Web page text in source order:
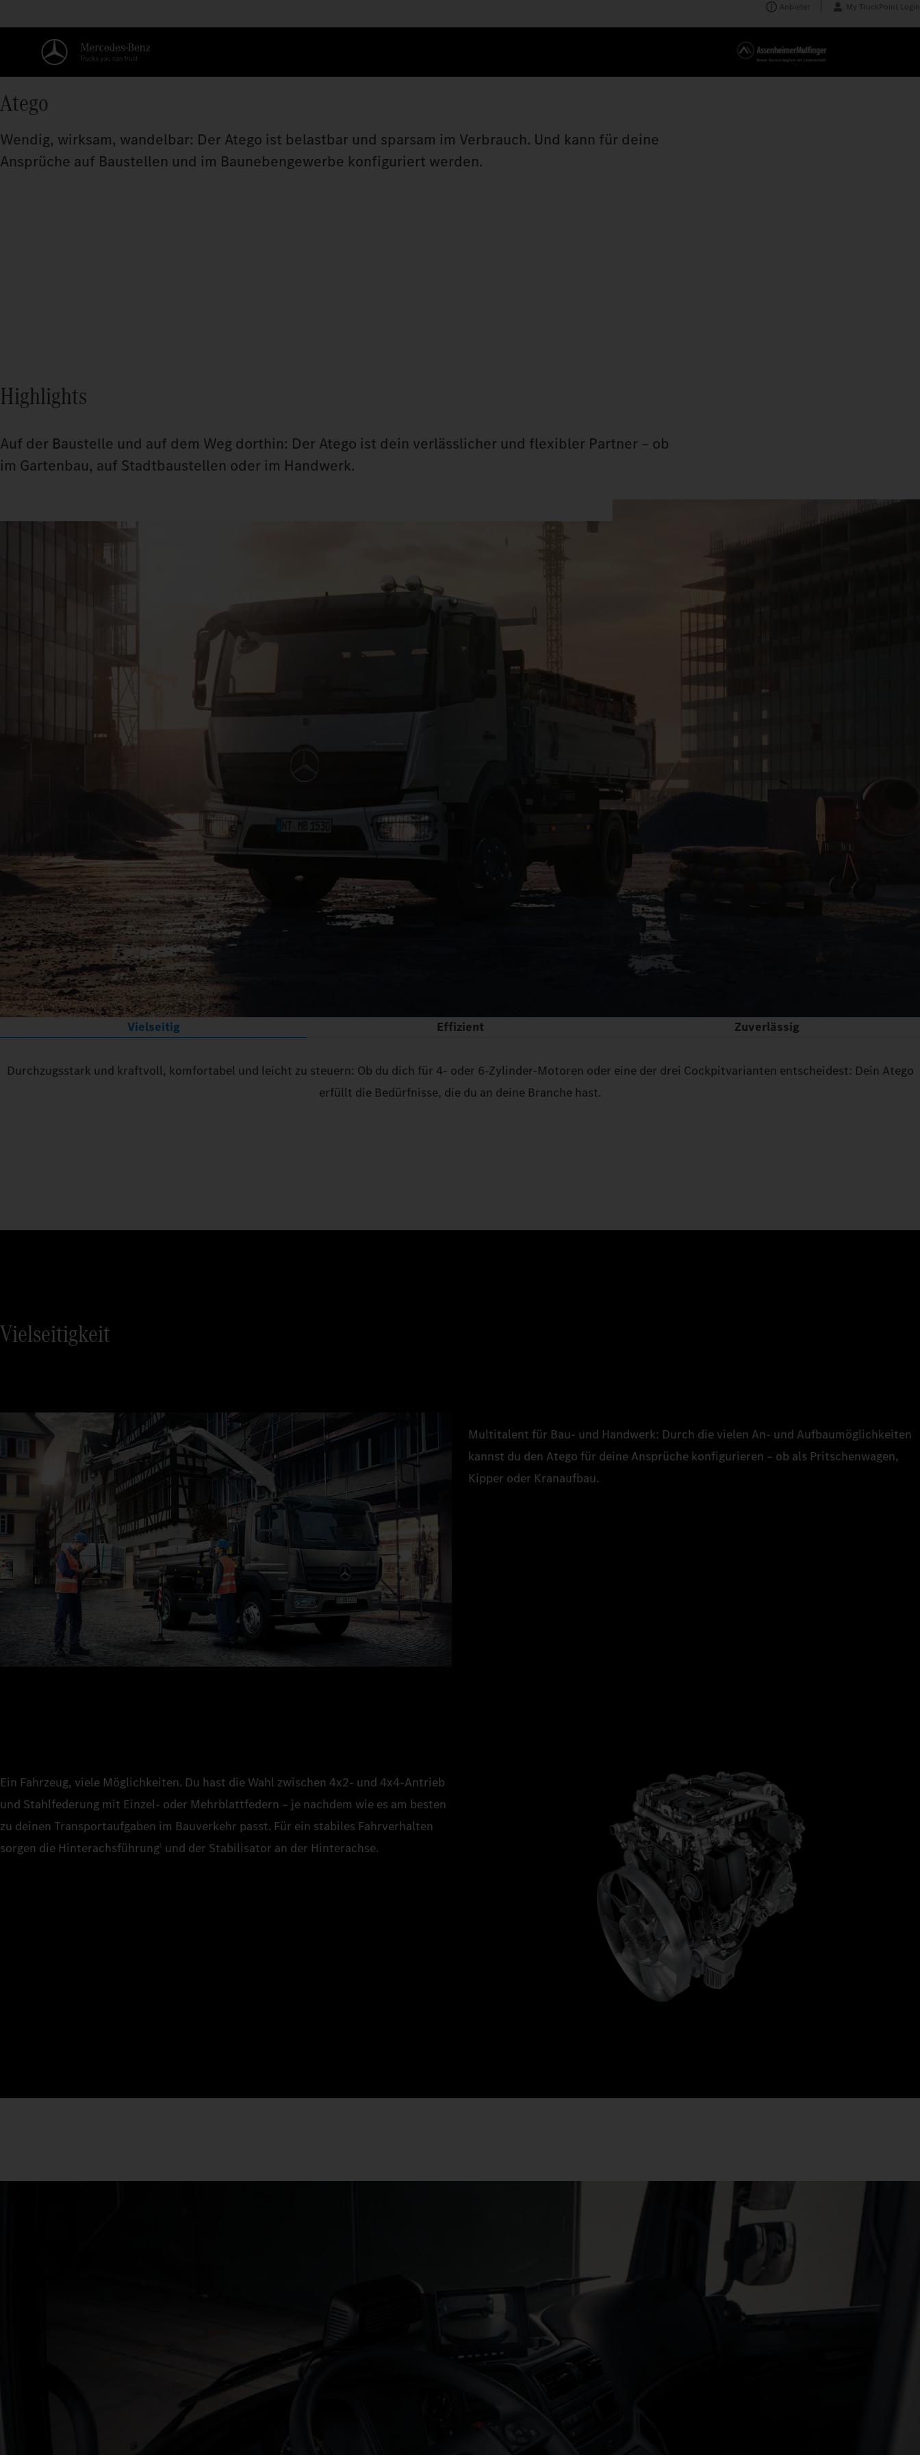
Anbieter My TruckPoint Login
Atego
Wendig, wirksam, wandelbar: Der Atego ist belastbar und sparsam im Verbrauch. Und kann für deine
Ansprüche auf Baustellen und im Baunebengewerbe konfiguriert werden.
Highlights
Auf der Baustelle und auf dem Weg dorthin: Der Atego ist dein verlässlicher und flexibler Partner – ob
im Gartenbau, auf Stadtbaustellen oder im Handwerk.
Vielseitig Effizient Zuverlässig
Durchzugsstark und kraftvoll, komfortabel und leicht zu steuern: Ob du dich für 4‑ oder 6‑Zylinder-Motoren oder eine der drei Cockpitvarianten entscheidest: Dein Atego
erfüllt die Bedürfnisse, die du an deine Branche hast.
Vielseitigkeit
Multitalent für Bau- und Handwerk: Durch die vielen An- und Aufbaumöglichkeiten
kannst du den Atego für deine Ansprüche konfigurieren – ob als Pritschenwagen,
Kipper oder Kranaufbau.
Ein Fahrzeug, viele Möglichkeiten. Du hast die Wahl zwischen 4x2‑ und 4x4‑Antrieb
und Stahlfederung mit Einzel‑ oder Mehrblattfedern – je nachdem wie es am besten
zu deinen Transportaufgaben im Bauverkehr passt. Für ein stabiles Fahrverhalten
sorgen die Hinterachsführung1 und der Stabilisator an der Hinterachse.